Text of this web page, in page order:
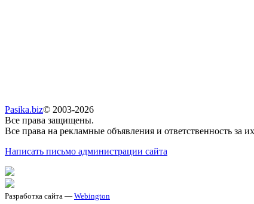
Pasika.biz© 2003-2026
Все права защищены.
Все права на рекламные объявления и ответственность за
Написать письмо администрации сайта
Разработка сайта — Webington